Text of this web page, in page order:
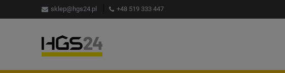
sklep@hgs24.pl +48 519 333 447